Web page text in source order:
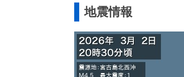
地震情報